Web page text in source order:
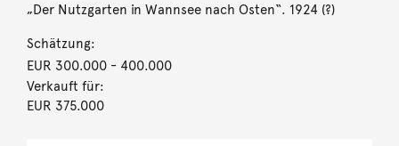
„Der Nutzgarten in Wannsee nach Osten“. 1924 (?)
Schätzung:
EUR 300.000- 400.000
Verkauft für:
EUR 375.000